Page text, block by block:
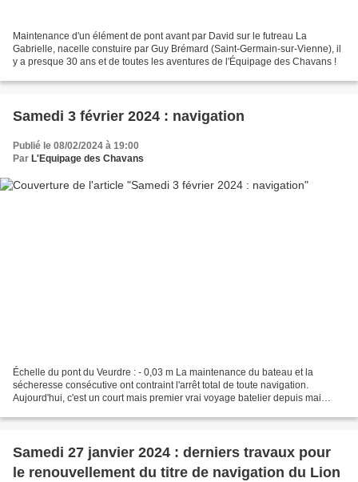
Maintenance d'un élément de pont avant par David sur le futreau La
Gabrielle, nacelle constuire par Guy Brémard (Saint-Germain-sur-Vienne), il
y a presque 30 ans et de toutes les aventures de l'Équipage des Chavans !
Samedi 3 février 2024 : navigation
Publié le 08/02/2024 à 19:00
Par L'Equipage des Chavans
Échelle du pont du Veurdre : - 0,03 m La maintenance du bateau et la
sécheresse consécutive ont contraint l'arrêt total de toute navigation.
Aujourd'hui, c'est un court mais premier vrai voyage batelier depuis mai
Samedi 27 janvier 2024 : derniers travaux pour
le renouvellement du titre de navigation du Lion